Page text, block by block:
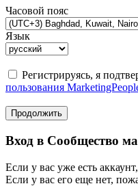
Часовой пояс
Язык
Регистрируясь, я
пользования
Продолжить
Вход в Сообщество
Если у вас уже есть
Если у вас его еще нет,